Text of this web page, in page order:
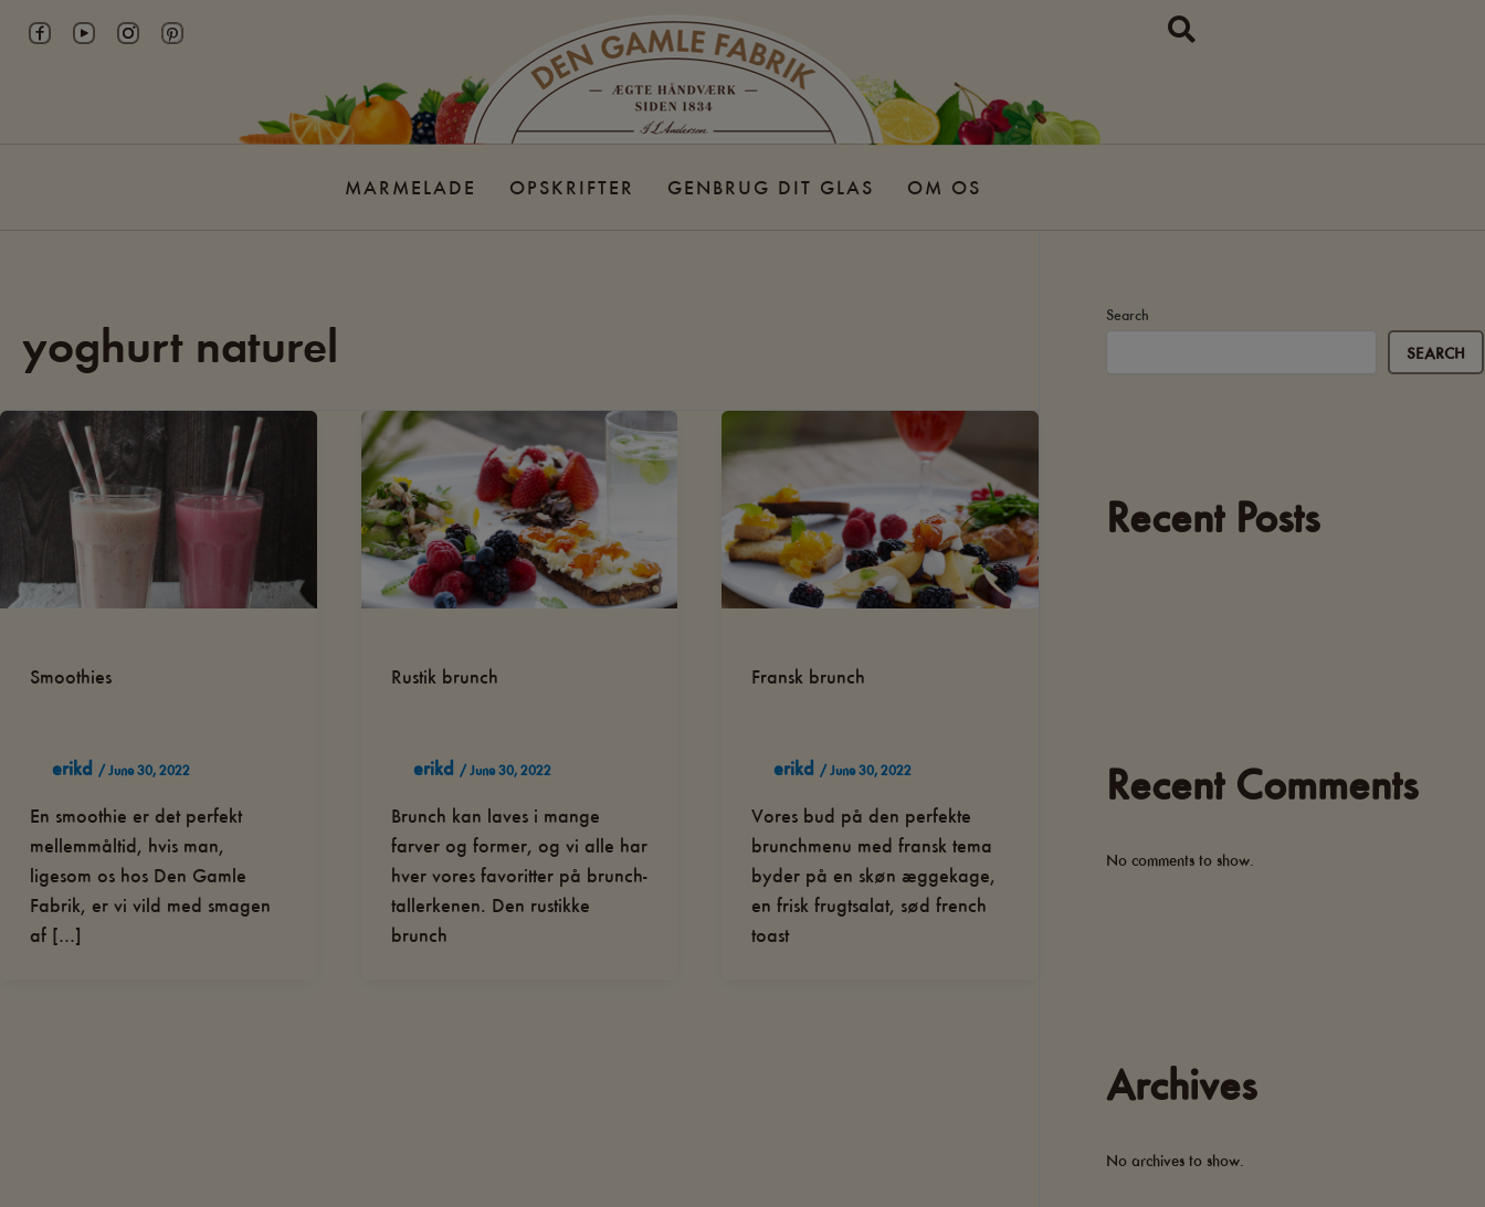
MARMELADE OPSKRIFTER GENBRUG DIT GLAS OM OS
yoghurt naturel
Smoothies
erikd /June 30, 2022
En smoothie er det perfekt
mellemmåltid, hvis man,
ligesom os hos Den Gamle
Fabrik, er vi vild med smagen
af […]
Rustik brunch
erikd /June 30, 2022
Brunch kan laves i mange
farver og former, og vi alle har
hver vores favoritter på brunch-
tallerkenen. Den rustikke
brunch
Fransk brunch
erikd /June 30, 2022
Vores bud på den perfekte
brunchmenu med fransk tema
byder på en skøn æggekage,
en frisk frugtsalat, sød french
toast
Search
SEARCH
Recent Posts
Recent Comments
No comments to show.
Archives
No archives to show.